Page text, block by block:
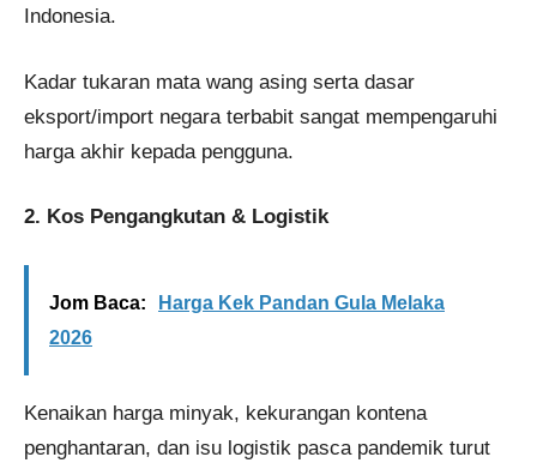
Indonesia.
Kadar tukaran mata wang asing serta dasar
eksport/import negara terbabit sangat mempengaruhi
harga akhir kepada pengguna.
2. Kos Pengangkutan & Logistik
Jom Baca:
Harga Kek Pandan Gula Melaka
2026
Kenaikan harga minyak, kekurangan kontena
penghantaran, dan isu logistik pasca pandemik turut